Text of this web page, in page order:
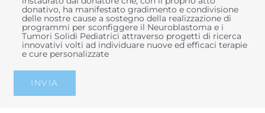
donativo, ha manifestato gradimento e condivisione
delle nostre cause a sostegno della realizzazione di
programmi per sconfiggere il Neuroblastoma e i
Tumori Solidi Pediatrici attraverso progetti di ricerca
innovativi volti ad individuare nuove ed efficaci terapie
e cure personalizzate